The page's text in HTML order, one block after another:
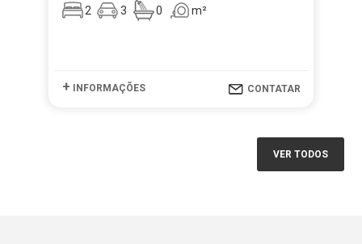
2 3 0 m²
+ INFORMAÇÕES CONTATAR
VER TODOS